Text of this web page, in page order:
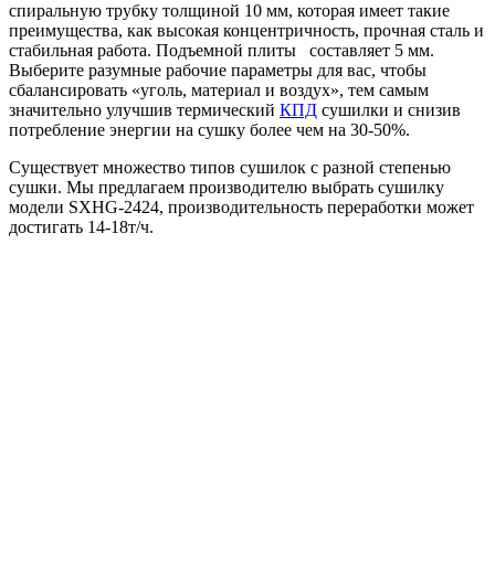
спиральную трубку толщиной 10 мм, которая имеет такие
преимущества, как высокая концентричность, прочная сталь и
стабильная работа. Подъемной плиты составляет 5 мм.
Выберите разумные рабочие параметры для вас, чтобы
сбалансировать «уголь, материал и воздух», тем самым
значительно улучшив термический КПД сушилки и снизив
потребление энергии на сушку более чем на 30-50%.
Существует множество типов сушилок с разной степенью
сушки. Мы предлагаем производителю выбрать сушилку
модели SXHG-2424, производительность переработки может
достигать 14-18т/ч.